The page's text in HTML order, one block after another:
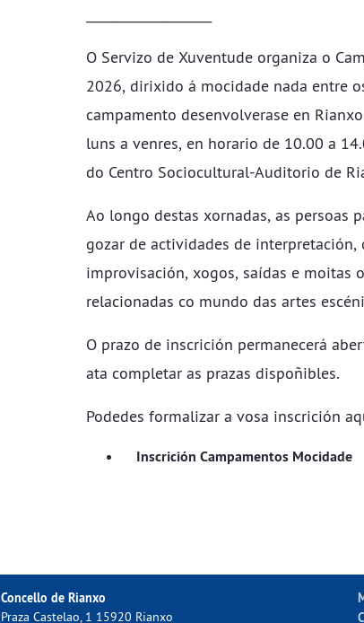
O Servizo de Xuventude organiza o
2026, dirixido á mocidade nada entre
campamento desenvolverase en
luns a venres, en horario de 10.00 a
do Centro Sociocultural-Auditorio de
Ao longo destas xornadas, as persoas
gozar de actividades de interpretación,
improvisación, xogos, saídas e moitas
relacionadas co mundo das artes
O prazo de inscrición permanecerá
ata completar as prazas dispoñibles.
Podedes formalizar a vosa inscrición
Inscrición Campamentos Mocidade
Concello de Rianxo
Praza Castelao, 1 15920 Rianxo